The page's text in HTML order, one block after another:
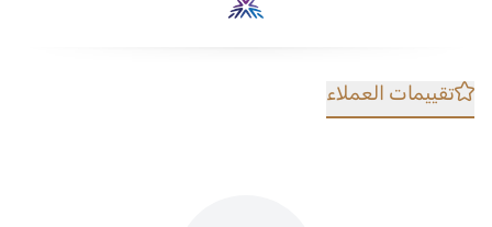
تقييمات العملاء